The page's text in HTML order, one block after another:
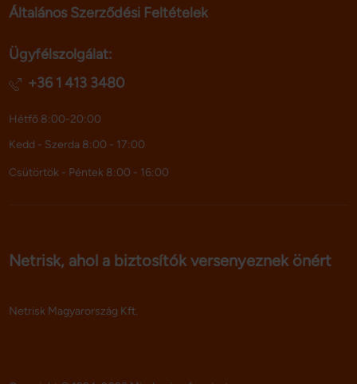
Általános Szerződési Feltételek
Ügyfélszolgálat:
+36 1 413 3480
Hétfő 8:00-20:00
Kedd - Szerda 8:00 - 17:00
Csütörtök - Péntek 8:00 - 16:00
Netrisk, ahol a biztosítók versenyeznek önért
Netrisk Magyarország Kft.